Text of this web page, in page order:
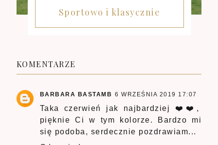
Sportowo i klasycznie
KOMENTARZE
BARBARA BASTAMB 6 WRZEŚNIA 2019 17:07
Taka czerwień jak najbardziej ❤️❤️,
pięknie Ci w tym kolorze. Bardzo mi
się podoba, serdecznie pozdrawiam...